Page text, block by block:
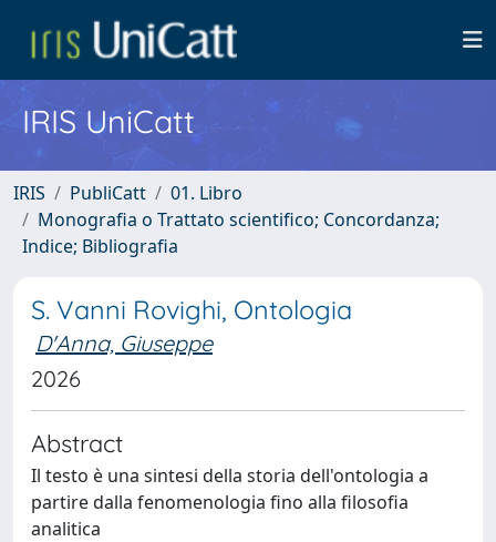
IRIS UniCatt
IRIS PubliCatt
01. Libro
Monografia o Trattato scientifico; Concordanza;
Indice; Bibliografia
S. Vanni Rovighi, Ontologia
D'Anna, Giuseppe
2026
Abstract
Il testo è una sintesi della storia dell'ontologia a
partire dalla fenomenologia fino alla filosofia
analitica